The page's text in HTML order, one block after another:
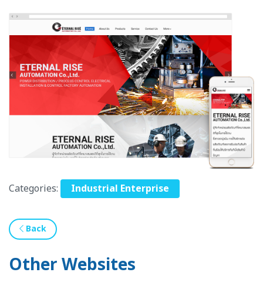
Categories: Industrial Enterprise
Back
Other Websites